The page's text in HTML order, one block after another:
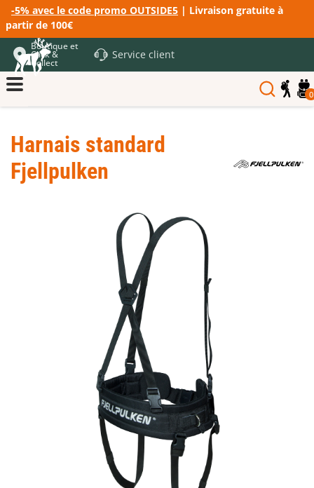
-5% avec le code promo OUTSIDE5 | Livraison gratuite à
partir de 100€
Boutique et
Click &
Collect
Service client
0
Harnais standard
Fjellpulken